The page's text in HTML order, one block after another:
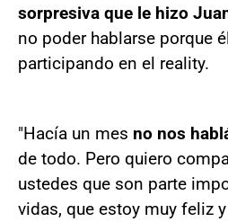
sorpresiva que le hizo
no poder hablarse porque
participando en el reality.
"Hacía un mes no nos
de todo. Pero quiero
ustedes que son parte
vidas, que estoy muy feliz